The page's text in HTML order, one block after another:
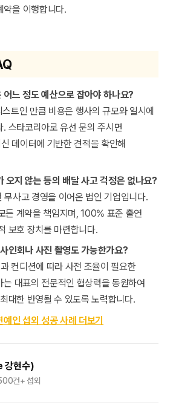
약을 이행합니다.
어느 정도 예산으로 잡아야 하나요?
트인 만큼 비용은 행사의 규모와 일시에
스타코리아로 유선 문의 주시면
데이터에 기반한 견적을 확인해
오지 않는 등의 배달 사고 걱정은 없나요?
사고 경영을 이어온 법인 기업입니다.
든 계약을 책임지며, 100% 표준 출연
보호 장치를 마련합니다.
인회나 사진 촬영도 가능한가요?
컨디션에 따라 사전 조율이 필요한
대표의 전문적인 협상력을 동원하여
대한 반영될 수 있도록 노력합니다.
인 섭외 성공 사례 더보기
강현수)
건+ 섭외